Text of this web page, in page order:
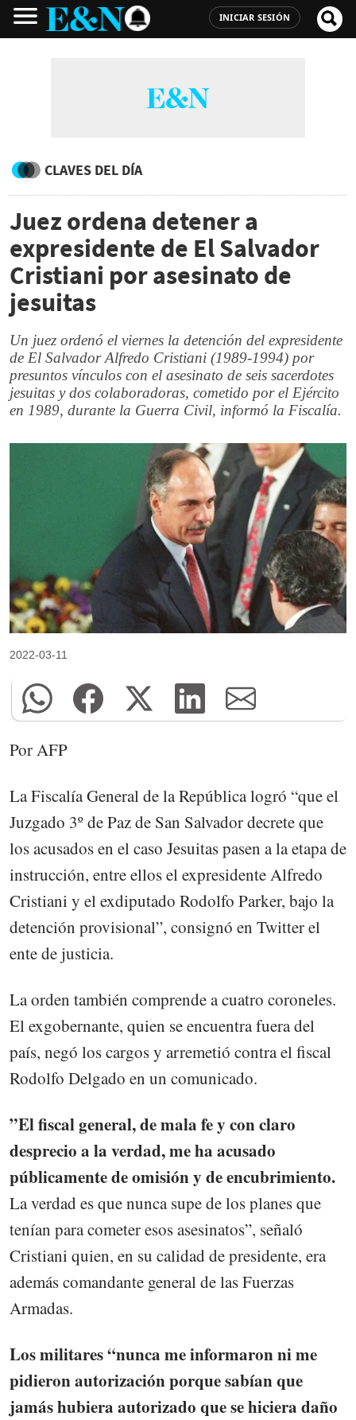
INICIAR SESIÓN
CLAVES DEL DÍA
Juez ordena detener a
expresidente de El Salvador
Cristiani por asesinato de
jesuitas
Un juez ordenó el viernes la detención del expresidente
de El Salvador Alfredo Cristiani (1989-1994) por
presuntos vínculos con el asesinato de seis sacerdotes
jesuitas y dos colaboradoras, cometido por el Ejército
en 1989, durante la Guerra Civil, informó la Fiscalía.
2022-03-11
Por AFP
La Fiscalía General de la República logró “que el
Juzgado 3º de Paz de San Salvador decrete que
los acusados en el caso Jesuitas pasen a la etapa de
instrucción, entre ellos el expresidente Alfredo
Cristiani y el exdiputado Rodolfo Parker, bajo la
detención provisional”, consignó en Twitter el
ente de justicia.
La orden también comprende a cuatro coroneles.
El exgobernante, quien se encuentra fuera del
país, negó los cargos y arremetió contra el fiscal
Rodolfo Delgado en un comunicado.
”El fiscal general, de mala fe y con claro
desprecio a la verdad, me ha acusado
públicamente de omisión y de encubrimiento.
La verdad es que nunca supe de los planes que
tenían para cometer esos asesinatos”, señaló
Cristiani quien, en su calidad de presidente, era
además comandante general de las Fuerzas
Armadas.
Los militares “nunca me informaron ni me
pidieron autorización porque sabían que
jamás hubiera autorizado que se hiciera daño